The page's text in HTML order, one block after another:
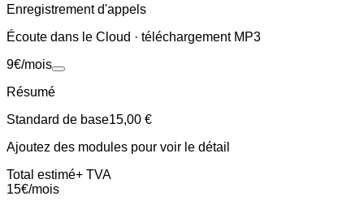
Enregistrement d'appels
Écoute dans le Cloud · téléchargement MP3
9€/mois
Résumé
Standard de base15,00 €
Ajoutez des modules pour voir le détail
Total estimé+ TVA
15€/mois